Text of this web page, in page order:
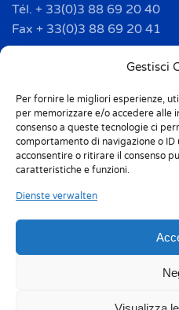
Gestisci
Per fornire le migliori esperienze,
per memorizzare e/o accedere alle
consenso a queste tecnologie ci
comportamento di navigazione o ID
acconsentire o ritirare il consenso
caratteristiche e funzioni.
Dienste verwalten
Tél. + 33(0)3 88 69 20 40
Fax + 33(0)3 88 69 20 41
info.france@m-home.com
Mondex Menaje España S.a.
Address: Ctra de Girona,
E-17160 Angles (Girona)
Tel. + 34 9 72 42 32 50
info.spain@m-home.com